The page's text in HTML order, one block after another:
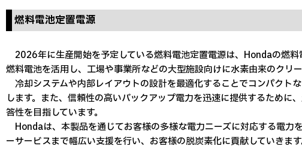
燃料電池定置電源
2026年に生産開始を予定している燃料電池定置電源は、Hondaの燃
燃料電池を活用し、工場や事業所などの大型施設向けに水素由来のクリ
冷却システムや内部レイアウトの設計を最適化することでコンパクト
します。また、信頼性の高いバックアップ電力を迅速に提供するために
答性を目指しています。
Hondaは、本製品を通じてお客様の多様な電力ニーズに対応する電力
ーサービスまで幅広い支援を行い、お客様の脱炭素化に貢献していきま